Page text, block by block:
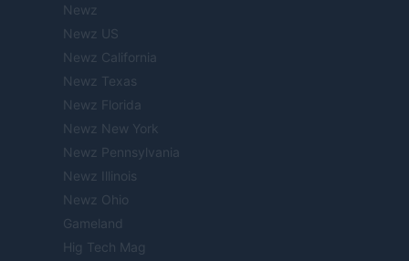
Newz
Newz US
Newz California
Newz Texas
Newz Florida
Newz New York
Newz Pennsylvania
Newz Illinois
Newz Ohio
Gameland
Hig Tech Mag